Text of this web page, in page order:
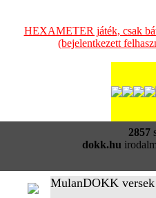
HEXAMETER játék, csak
(bejelentkezett
2857
dokk.hu
MulanDOKK versek